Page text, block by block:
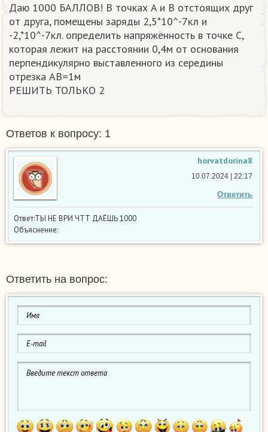
Даю 1000 БАЛЛОВ! В точках A и B отстоящих друг
от друга, помещены заряды 2,5*10^-7кл и
-2,*10^-7кл. определить напряжённость в точке С,
которая лежит на расстоянии 0,4м от основания
перпендикулярно выставленного из середины
отрезка AB=1м
РЕШИТЬ ТОЛЬКО 2
Ответов к вопросу: 1
horvatdorina8
Ответить
10.07.2024 | 22:17
Ответ:ТЫ НЕ ВРИ ЧТТ ДАЁШЬ 1000
Объяснение:
Ответить на вопрос: